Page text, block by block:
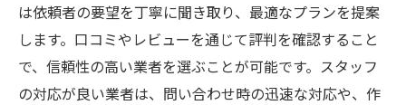
は依頼者の要望を丁寧に聞き取り、最適なプランを提案
します。口コミやレビューを通じて評判を確認すること
で、信頼性の高い業者を選ぶことが可能です。スタッフ
の対応が良い業者は、問い合わせ時の迅速な対応や、作